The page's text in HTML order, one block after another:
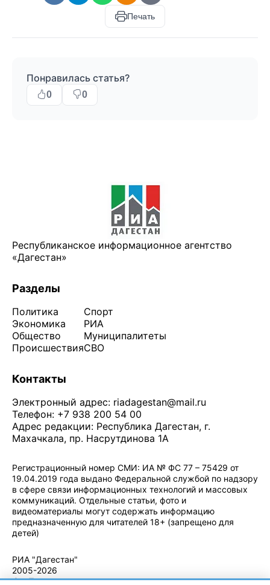
Печать
Понравилась статья?
0 0
Республиканское информационное агентство
«Дагестан»
Разделы
Политика
Экономика
Общество
Происшествия
Спорт
РИА
Муниципалитеты
СВО
Контакты
Электронный адрес: riadagestan@mail.ru
Телефон: +7 938 200 54 00
Адрес редакции: Республика Дагестан, г.
Махачкала, пр. Насрутдинова 1А
Регистрационный номер СМИ: ИА № ФС 77 – 75429 от
19.04.2019 года выдано Федеральной службой по надзору
в сфере связи информационных технологий и массовых
коммуникаций. Отдельные статьи, фото и
видеоматериалы могут содержать информацию
предназначенную для читателей 18+ (запрещено для
детей)
РИА "Дагестан"
2005-2026
© - Правила